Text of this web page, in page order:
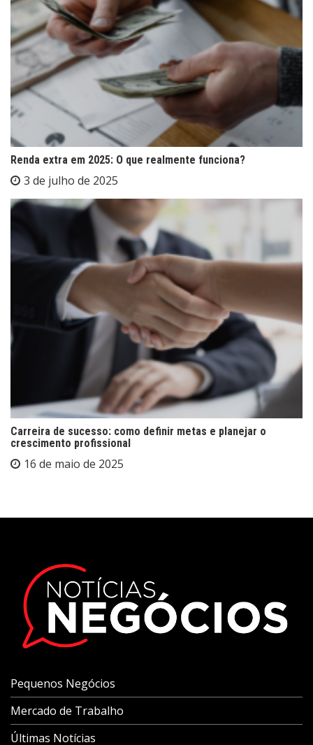
Renda extra em 2025: O que realmente funciona?
3 de julho de 2025
Carreira de sucesso: como definir metas e planejar o
crescimento profissional
16 de maio de 2025
Pequenos Negócios
Mercado de Trabalho
Últimas Notícias